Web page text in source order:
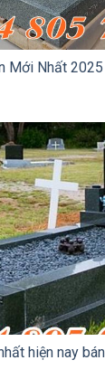
Mới Nhất
hiện nay